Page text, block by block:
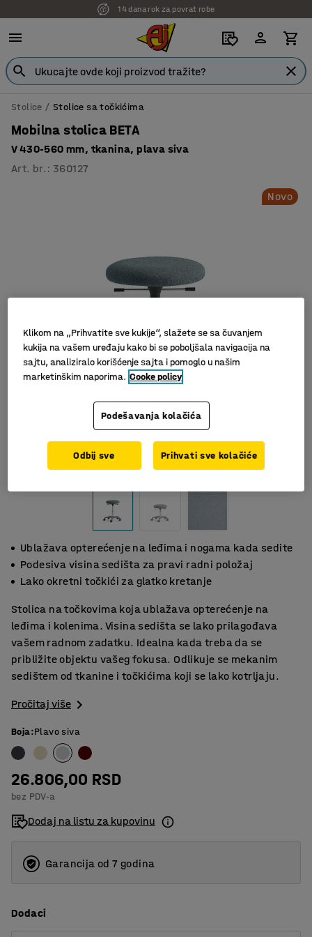
14 dana rok za povrat robe
Stolice Stolice sa točkićima
Mobilna stolica BETA
V 430-560 mm, tkanina, plava siva
Art. br. : 360127
Novo
Ublažava opterećenje na leđima i nogama kada sedite
Podesiva visina sedišta za pravi radni položaj
Lako okretni točkići za glatko kretanje
Stolica na točkovima koja ublažava opterećenje na
leđima i kolenima. Visina sedišta se lako prilagođava
vašem radnom zadatku. Idealna kada treba da se
približite objektu vašeg fokusa. Odlikuje se mekanim
sedištem od tkanine i točkićima koji se lako kotrljaju.
Pročitaj više
Boja:Plavo siva
26.806,00 RSD
bez PDV-a
Dodaj na listu za kupovinu
Garancija od 7 godina
Dodaci
Klikom na „Prihvatite sve kukije“, slažete se sa čuvanjem
kukija na vašem uređaju kako bi se poboljšala navigacija na
sajtu, analiziralo korišćenje sajta i pomoglo u našim
marketinškim naporima. Cooke policy
Podešavanja kolačića
Odbij sve Prihvati sve kolačiće